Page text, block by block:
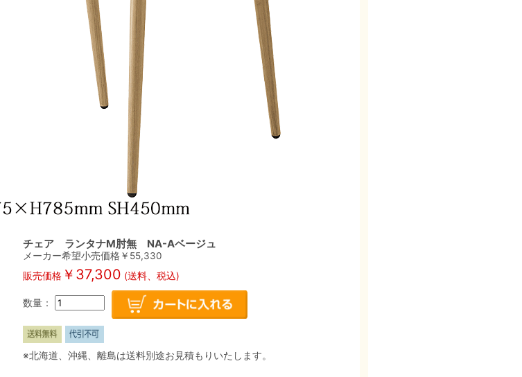
チェア ランタナM肘無 NA-Aベージュ
メーカー希望小売価格￥ 55,330
販売価格￥ 37,300 (送料、税込)
数量：
※北海道、沖縄、離島は送料別途お見積もりいたします。